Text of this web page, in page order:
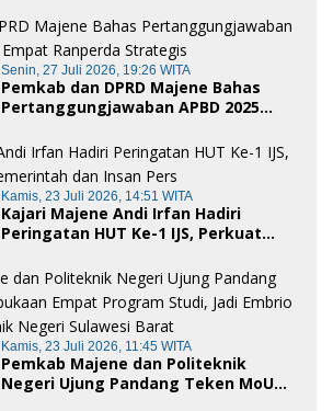
Ayah dalam Keluarga
Senin, 27 Juli 2026, 19:26 WITA
Pemkab dan DPRD Majene Bahas
Pertanggungjawaban APBD 2025
Kamis, 23 Juli 2026, 14:51 WITA
Kajari Majene Andi Irfan Hadiri
Peringatan HUT Ke-1 IJS, Perkuat
Kamis, 23 Juli 2026, 11:45 WITA
Pemkab Majene dan Politeknik
Negeri Ujung Pandang Teken MoU